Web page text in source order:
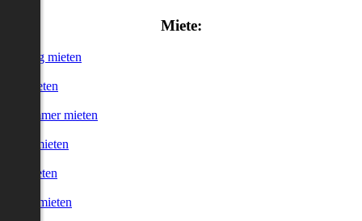
Miete:
mieten
mieten
Zimmer mieten
mieten
mieten